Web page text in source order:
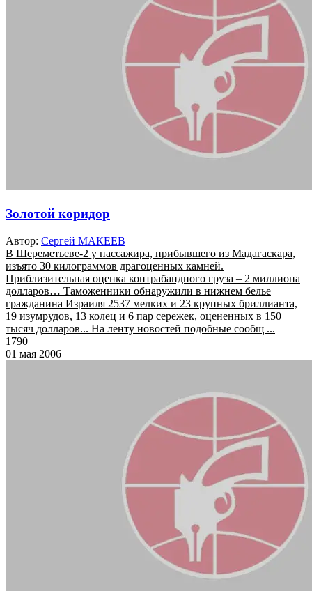
Золотой коридор
Автор: Сергей МАКЕЕВ
В Шереметьеве-2 у пассажира, прибывшего из Мадагаскара,
изъято 30 килограммов драгоценных камней.
Приблизительная оценка контрабандного груза – 2 миллиона
долларов… Таможенники обнаружили в нижнем белье
гражданина Израиля 2537 мелких и 23 крупных бриллианта,
19 изумрудов, 13 колец и 6 пар сережек, оцененных в 150
тысяч долларов... На ленту новостей подобные сообщ ...
1790
01 мая 2006